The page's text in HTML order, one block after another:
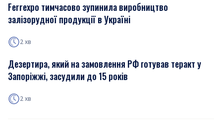
Ferrexpo тимчасово зупинила виробництво
залізорудної продукції в Україні
2 хв
Дезертира, який на замовлення РФ готував теракт у
Запоріжжі, засудили до 15 років
2 хв